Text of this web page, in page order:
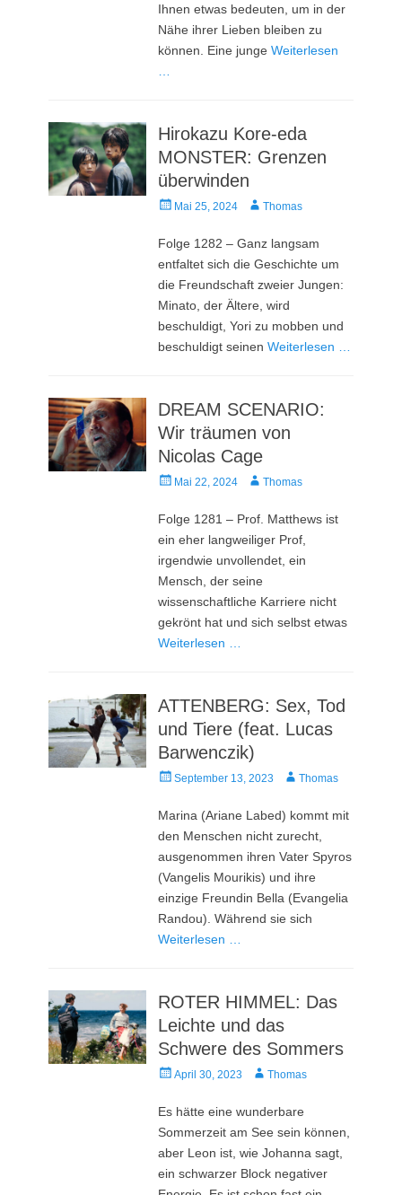
Ihnen etwas bedeuten, um in der
Nähe ihrer Lieben bleiben zu
können. Eine jungeWeiterlesen
Hirokazu Kore-eda
MONSTER: Grenzen
überwinden
Veröffentlicht
Mai 25, 2024 AutorThomas
Folge 1282 – Ganz langsam
entfaltet sich die Geschichte um
die Freundschaft zweier Jungen:
Minato, der Ältere, wird
beschuldigt, Yori zu mobben und
beschuldigt seinenWeiterlesen …
DREAM SCENARIO:
Wir träumen von
Nicolas Cage
Veröffentlicht
Mai 22, 2024 AutorThomas
Folge 1281 – Prof. Matthews ist
ein eher langweiliger Prof,
irgendwie unvollendet, ein
Mensch, der seine
wissenschaftliche Karriere nicht
gekrönt hat und sich selbst etwas
Weiterlesen …
ATTENBERG: Sex, Tod
und Tiere (feat. Lucas
Barwenczik)
Veröffentlicht
September 13, 2023 AutorThomas
Marina (Ariane Labed) kommt mit
den Menschen nicht zurecht,
ausgenommen ihren Vater Spyros
(Vangelis Mourikis) und ihre
einzige Freundin Bella (Evangelia
Randou). Während sie sich
Weiterlesen …
ROTER HIMMEL: Das
Leichte und das
Schwere des Sommers
Veröffentlicht
April 30, 2023 AutorThomas
Es hätte eine wunderbare
Sommerzeit am See sein können,
aber Leon ist, wie Johanna sagt,
ein schwarzer Block negativer